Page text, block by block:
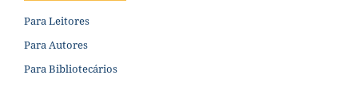
Para Leitores
Para Autores
Para Bibliotecários